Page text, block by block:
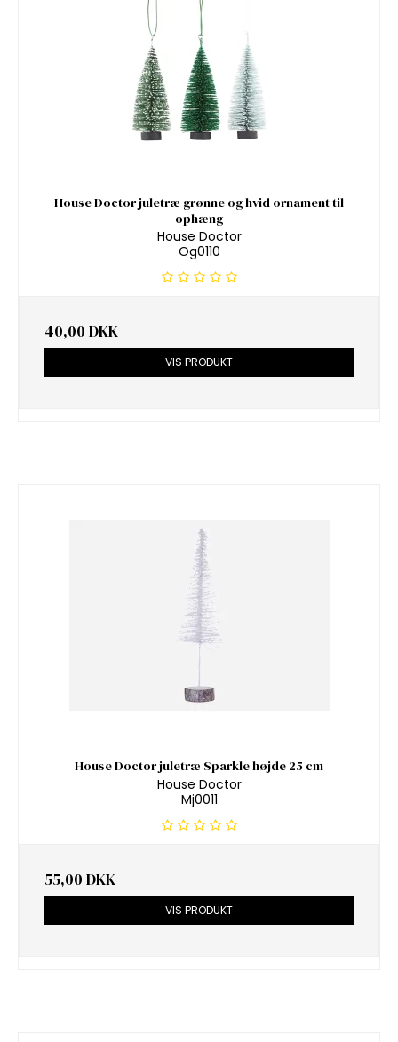
House Doctor juletræ grønne og hvid ornament til
ophæng
House Doctor
Og0110
40,00 DKK
VIS PRODUKT
House Doctor juletræ Sparkle højde 25 cm
House Doctor
Mj0011
55,00 DKK
VIS PRODUKT